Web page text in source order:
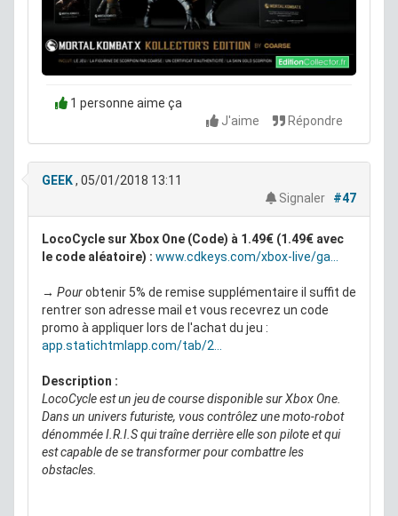
1 personne aime ça
J'aime
Répondre
GEEK, 05/01/2018 13:11
Signaler
#47
LocoCycle sur Xbox One (Code) à 1.49€ (1.49€ avec
le code aléatoire) : www.cdkeys.com/xbox-live/ga...
→ Pourobtenir 5% de remise supplémentaire il suffit de
rentrer son adresse mail et vous recevrez un code
promo à appliquer lors de l'achat du jeu :
app.statichtmlapp.com/tab/2...
Description :
LocoCycle est un jeu de course disponible sur Xbox One.
Dans un univers futuriste, vous contrôlez une moto-robot
dénommée I.R.I.S qui traîne derrière elle son pilote et qui
est capable de se transformer pour combattre les
obstacles.